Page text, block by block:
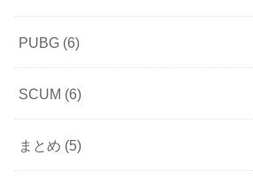
PUBG (6)
SCUM (6)
まとめ (5)